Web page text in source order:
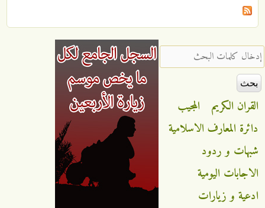
‏إدخال كلمات البحث ‏
القران الكريم
المجيب
دائرة المعارف الاسلامية
شبهات و ردود
الاجابات اليومية
ادعية و زيارات